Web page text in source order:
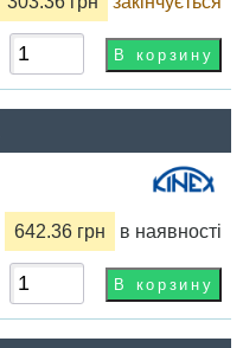
642.36 грн в наявності